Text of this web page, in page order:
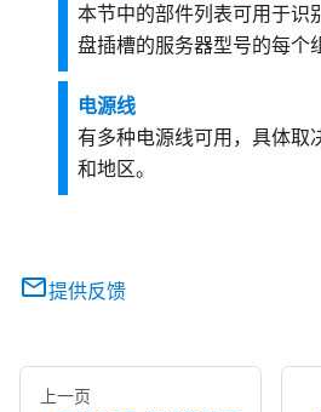
本节中的部件列表可用于识
盘插槽的服务器型号的每个
电源线
有多种电源线可用，具体取
和地区。
提供反馈
上一页